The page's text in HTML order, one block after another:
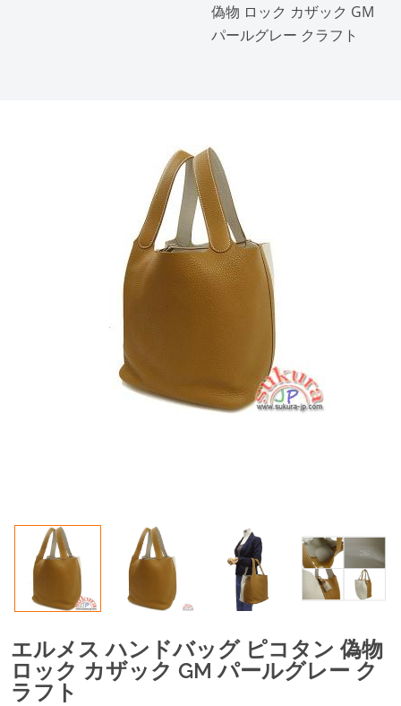
偽物 ロック カザック GM
パールグレー クラフト
エルメス ハンドバッグ ピコタン 偽物
ロック カザック GM パールグレー ク
ラフト